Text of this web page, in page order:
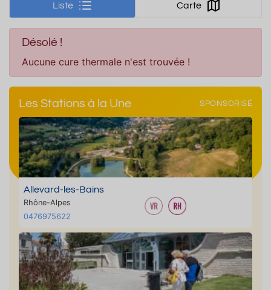
Liste Carte
Désolé !
Aucune cure thermale n'est trouvée !
Les Stations à la Une SPONSORISÉ
Allevard-les-Bains
Rhône-Alpes
0476975622